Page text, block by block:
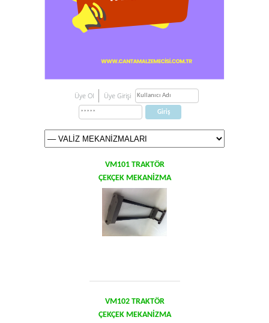
Üye Ol Üye Girişi
VM101 TRAKTÖR
ÇEKÇEK MEKANİZMA
VM102 TRAKTÖR
ÇEKÇEK MEKANİZMA